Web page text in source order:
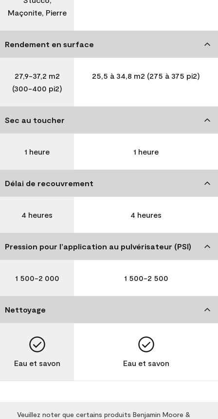
Maçonite, Pierre
Rendement en surface
27,9-37,2 m2
(300-400 pi2)
25,5 à 34,8 m2 (275 à 375 pi2)
Sec au toucher
1 heure 1 heure
Délai de recouvrement
4 heures 4 heures
Pression pour l’application au pulvérisateur (PSI)
1 500-2 000 1 500-2 500
Nettoyage
Eau et savon Eau et savon
Veuillez noter que certains produits Benjamin Moore &